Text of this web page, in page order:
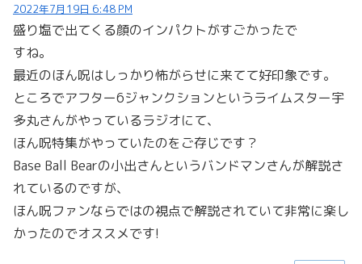
2022年7月19日 6:48 PM
盛り塩で出てくる顔のインパクトがすごかったで
すね。
最近のほん呪はしっかり怖がらせに来てて好印象です。
ところでアフター6ジャンクションというライムスター宇
多丸さんがやっているラジオにて、
ほん呪特集がやっていたのをご存じです？
Base Ball Bearの小出さんというバンドマンさんが解説さ
れているのですが、
ほん呪ファンならではの視点で解説されていて非常に楽し
かったのでオススメです!